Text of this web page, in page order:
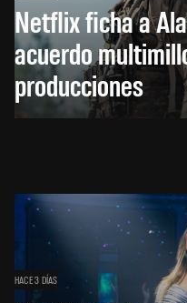
Netflix ficha a
acuerdo
producciones
HACE 3 DÍAS